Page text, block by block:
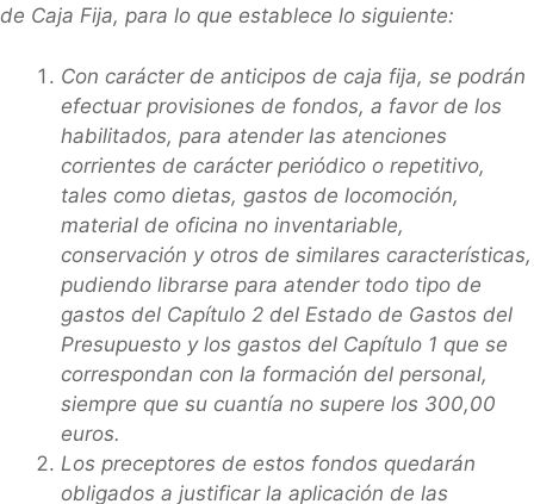
de Caja Fija, para lo que establece lo siguiente:
Con carácter de anticipos de caja fija, se podrán
efectuar provisiones de fondos, a favor de los
habilitados, para atender las atenciones
corrientes de carácter periódico o repetitivo,
tales como dietas, gastos de locomoción,
material de oficina no inventariable,
conservación y otros de similares características,
pudiendo librarse para atender todo tipo de
gastos del Capítulo 2 del Estado de Gastos del
Presupuesto y los gastos del Capítulo 1 que se
correspondan con la formación del personal,
siempre que su cuantía no supere los 300,00
euros.
Los preceptores de estos fondos quedarán
obligados a justificar la aplicación de las